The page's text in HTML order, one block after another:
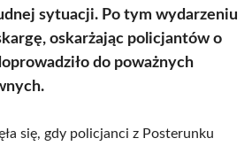
sytuacji. Po tym wydarzeniu
oskarżając policjantów o
do poważnych
się, gdy policjanci z Posterunku